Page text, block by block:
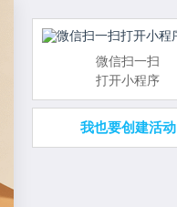
微信扫一扫
打开小程序
我也要创建活动